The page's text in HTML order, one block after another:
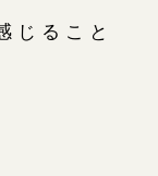
じること